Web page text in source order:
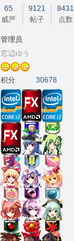
65
威严
9121
帖子
8431
点数
管理员
窓辺ゆう
积分 30678